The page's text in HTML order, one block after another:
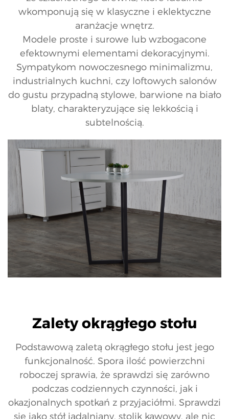
wkomponują się w klasyczne i eklektyczne
aranżacje wnętrz.
Modele proste i surowe lub wzbogacone
efektownymi elementami dekoracyjnymi.
Sympatykom nowoczesnego minimalizmu,
industrialnych kuchni, czy loftowych salonów
do gustu przypadną stylowe, barwione na biało
blaty, charakteryzujące się lekkością i
subtelnością.
Zalety okrągłego stołu
Podstawową zaletą okrągłego stołu jest jego
funkcjonalność. Spora ilość powierzchni
roboczej sprawia, że sprawdzi się zarówno
podczas codziennych czynności, jak i
okazjonalnych spotkań z przyjaciółmi. Sprawdzi
się jako stół jadalniany, stolik kawowy, ale nic